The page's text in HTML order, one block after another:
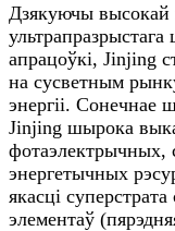
Дзякуючы высокай
апрацоўкі, Jinjing
на сусветным
энергіі. Сонечнае
Jinjing шырока
фотаэлектрычных,
энергетычных
якасці
элементаў